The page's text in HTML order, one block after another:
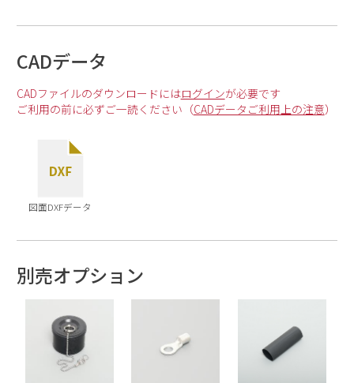
CADデータ
CADファイルのダウンロードにはログインが必要です
ご利用の前に必ずご一読ください（CADデータご利用上の注意）
図面DXFデータ
別売オプション